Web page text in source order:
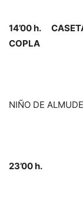
14’00 h.
NIÑO DE
23’00 h.